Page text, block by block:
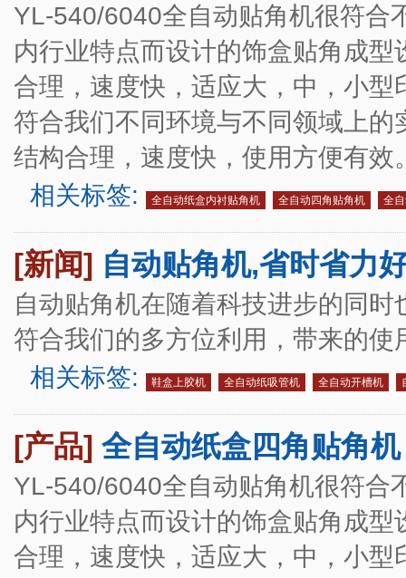
YL-540/6040全自动贴角机很符合
内行业特点而设计的饰盒贴角成
合理，速度快，适应大，中，小
符合我们不同环境与不同领域上
结构合理，速度快，使用方便有效
相关标签:
全自动纸盒内衬贴角机 全自动四角贴角机 全
[新闻] 自动贴角机,省时省力
自动贴角机在随着科技进步的同
符合我们的多方位利用，带来的使
相关标签:
鞋盒上胶机 全自动纸吸管机 全自动开槽机
[产品] 全自动纸盒四角贴角机
YL-540/6040全自动贴角机很符合
内行业特点而设计的饰盒贴角成
合理，速度快，适应大，中，小